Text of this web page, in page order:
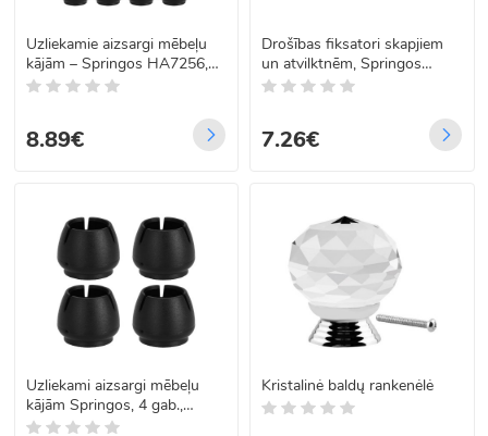
Uzliekamie aizsargi mēbeļu
kājām – Springos HA7256,
16 gab.
8.89€
Drošības fiksatori skapjiem
un atvilktnēm, Springos
HA5134, 10 gab.
7.26€
Uzliekami aizsargi mēbeļu
kājām Springos, 4 gab.,
HA7255
Kristalinė baldų rankenėlė